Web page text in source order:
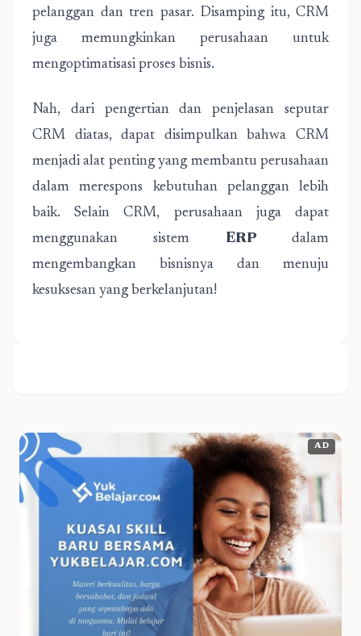
pelanggan dan tren pasar. Disamping itu, CRM
juga memungkinkan perusahaan untuk
mengoptimatisasi proses bisnis.
Nah, dari pengertian dan penjelasan seputar
CRM diatas, dapat disimpulkan bahwa CRM
menjadi alat penting yang membantu perusahaan
dalam merespons kebutuhan pelanggan lebih
baik. Selain CRM, perusahaan juga dapat
menggunakan sistem ERP
dalam
mengembangkan bisnisnya dan menuju
kesuksesan yang berkelanjutan!
AD